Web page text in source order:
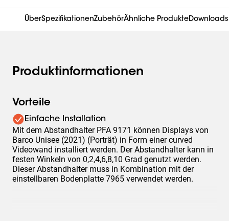
ÜberSpezifikationenZubehörÄhnliche ProdukteDownloads
Produktinformationen
Vorteile
Einfache Installation
Mit dem Abstandhalter PFA 9171 können Displays von
Barco Unisee (2021) (Porträt) in Form einer curved
Videowand installiert werden. Der Abstandhalter kann in
festen Winkeln von 0,2,4,6,8,10 Grad genutzt werden.
Dieser Abstandhalter muss in Kombination mit der
einstellbaren Bodenplatte 7965 verwendet werden.